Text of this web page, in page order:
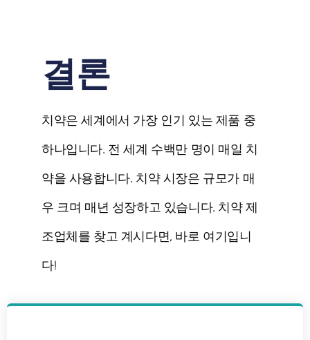
결론
치약은 세계에서 가장 인기 있는 제품 중
하나입니다. 전 세계 수백만 명이 매일 치
약을 사용합니다. 치약 시장은 규모가 매
우 크며 매년 성장하고 있습니다. 치약 제
조업체를 찾고 계시다면, 바로 여기입니
다!